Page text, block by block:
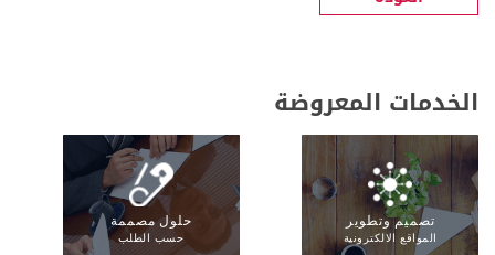
الخدمات المعروضة
تصميم وتطوير
المواقع الالكترونية
حلول مصممة
حسب الطلب